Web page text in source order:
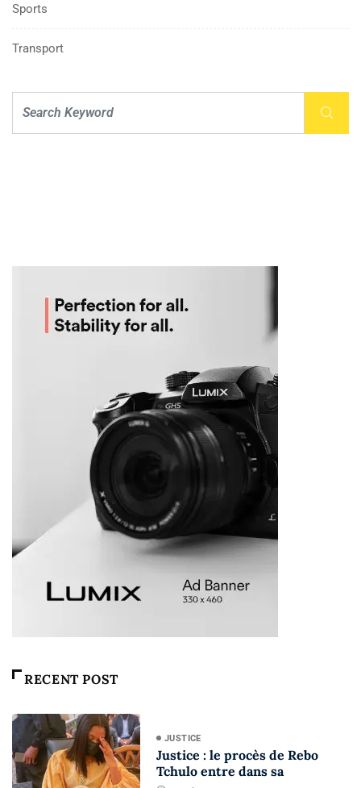
Sports
Transport
RECENT POST
JUSTICE
Justice : le procès de Rebo
Tchulo entre dans sa